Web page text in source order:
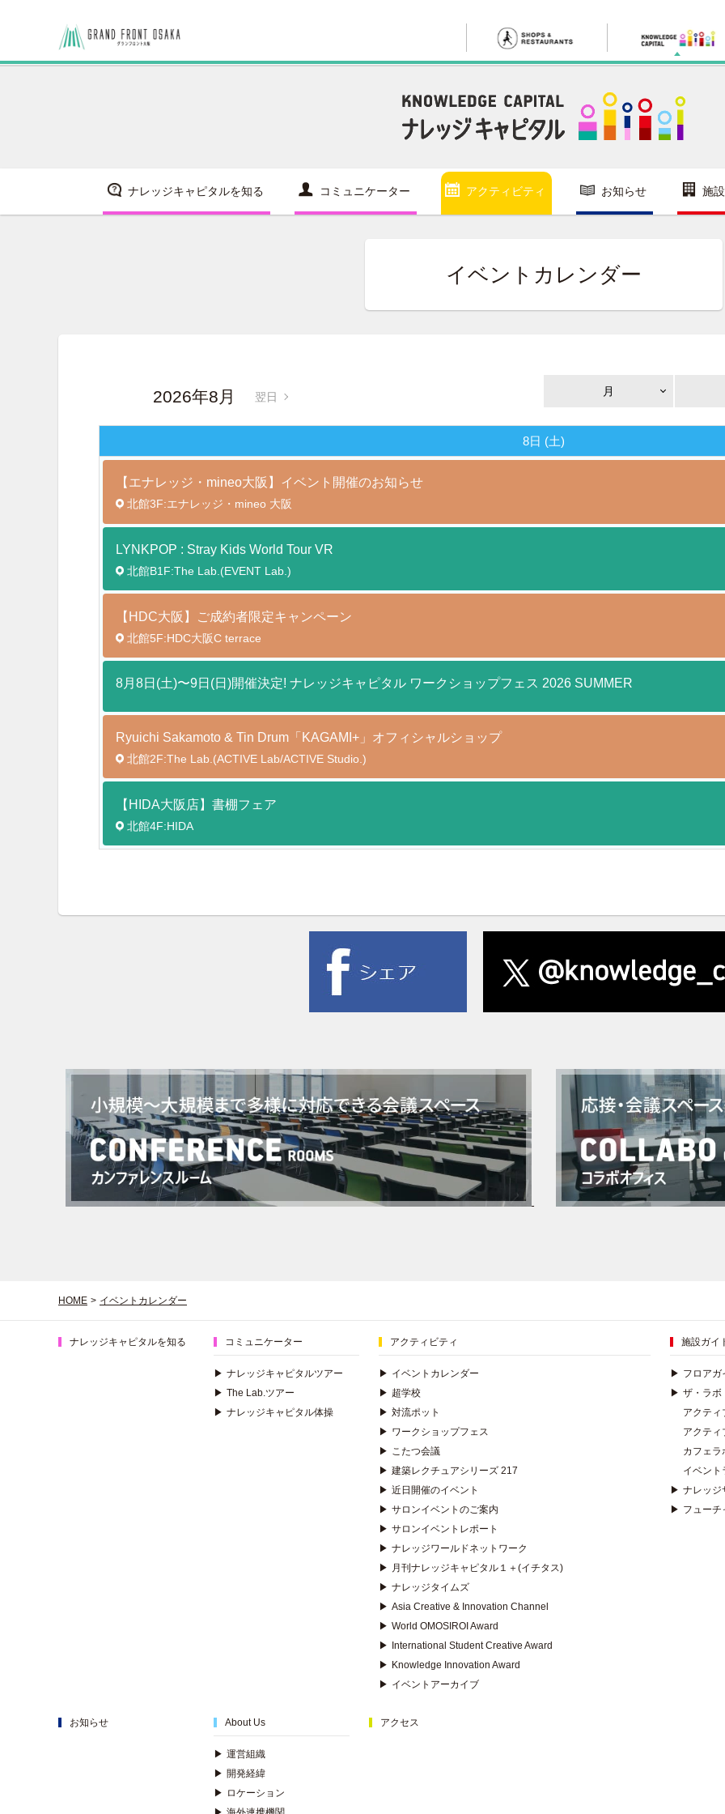
ナレッジキャピタルを知る コミュニケーター アクティビティ お知らせ 施
イベントカレンダー
2026年8月 翌日 月
8日 (土)
【エナレッジ・mineo大阪】イベント開催のお知らせ
北館3F:エナレッジ・mineo 大阪
LYNKPOP : Stray Kids World TourVR
北館B1F:The Lab.(EVENT Lab.)
【HDC大阪】ご成約者限定キャンペーン
北館5F:HDC大阪C terrace
8月8日(土)〜9日(日)開催決定! ナレッジキャピタル ワークショップフェス 2026 SUMMER
Ryuichi Sakamoto & Tin Drum「KAGAMI+」オフィシャルショップ
北館2F:The Lab.(ACTIVE Lab/ACTIVE Studio.)
【HIDA大阪店】書棚フェア
北館4F:HIDA
HOME > イベントカレンダー
ナレッジキャピタルを知る コミュニケーター
▶ ナレッジキャピタルツアー
▶ The Lab.ツアー
▶ ナレッジキャピタル体操
アクティビティ
▶ イベントカレンダー
▶ 超学校
▶ 対流ポット
▶ ワークショップフェス
▶ こたつ会議
▶ 建築レクチュアシリーズ 217
▶ 近日開催のイベント
▶ サロンイベントのご案内
▶ サロンイベントレポート
▶ ナレッジワールドネットワーク
▶ 月刊ナレッジキャピタル１＋(イチタス)
▶ ナレッジタイムズ
▶ Asia Creative & Innovation Channel
▶ World OMOSIROI Award
▶
International Student Creative Award
▶ Knowledge Innovation Award
▶ イベントアーカイブ
施設ガイ
▶ フロアガ
▶ ザ・ラボ
アクティ
アクティ
カフェラ
イベント
▶ ナレッジ
▶ フューチ
お知らせ About Us
▶ 運営組織
▶ 開発経緯
▶ ロケーション
アクセス